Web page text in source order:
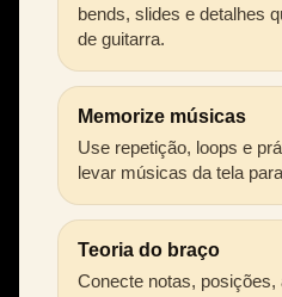
bends, slides e detalhes
de guitarra.
Memorize músicas
Use repetição, loops e
levar músicas da tela
Teoria do braço
Conecte notas,